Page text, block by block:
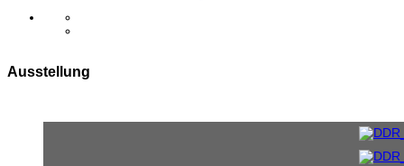
Ausstellung